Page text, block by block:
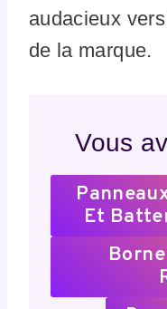
audacieux
de la marque.
Vous
Et